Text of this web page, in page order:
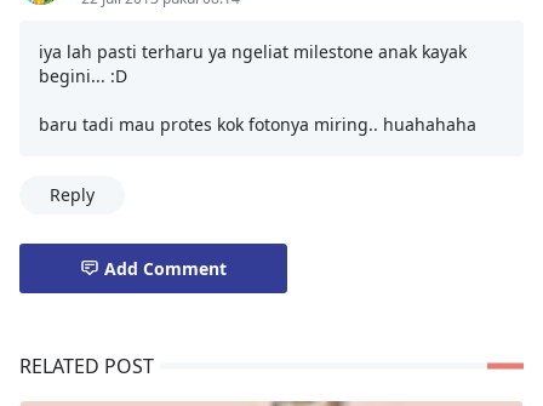
iya lah pasti terharu ya ngeliat milestone anak kayak
begini... :D
baru tadi mau protes kok fotonya miring.. huahahaha
Reply
Add Comment
RELATED POST